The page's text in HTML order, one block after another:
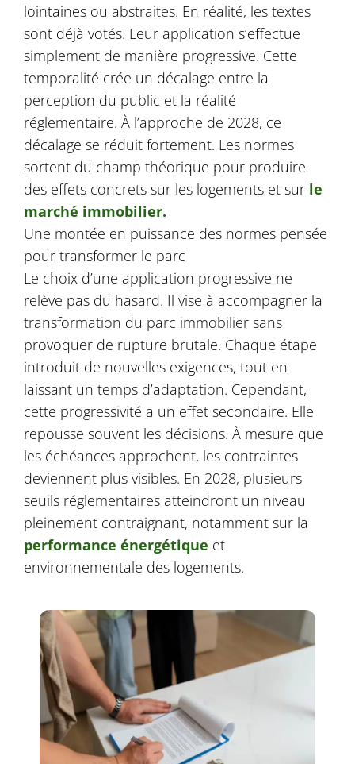
lointaines ou abstraites. En réalité, les textes
sont déjà votés. Leur application s’effectue
simplement de manière progressive. Cette
temporalité crée un décalage entre la
perception du public et la réalité
réglementaire. À l’approche de 2028, ce
décalage se réduit fortement. Les normes
sortent du champ théorique pour produire
des effets concrets sur les logements et sur le
marché immobilier.
Une montée en puissance des normes pensée
pour transformer le parc
Le choix d’une application progressive ne
relève pas du hasard. Il vise à accompagner la
transformation du parc immobilier sans
provoquer de rupture brutale. Chaque étape
introduit de nouvelles exigences, tout en
laissant un temps d’adaptation. Cependant,
cette progressivité a un effet secondaire. Elle
repousse souvent les décisions. À mesure que
les échéances approchent, les contraintes
deviennent plus visibles. En 2028, plusieurs
seuils réglementaires atteindront un niveau
pleinement contraignant, notamment sur la
performance énergétique et
environnementale des logements.